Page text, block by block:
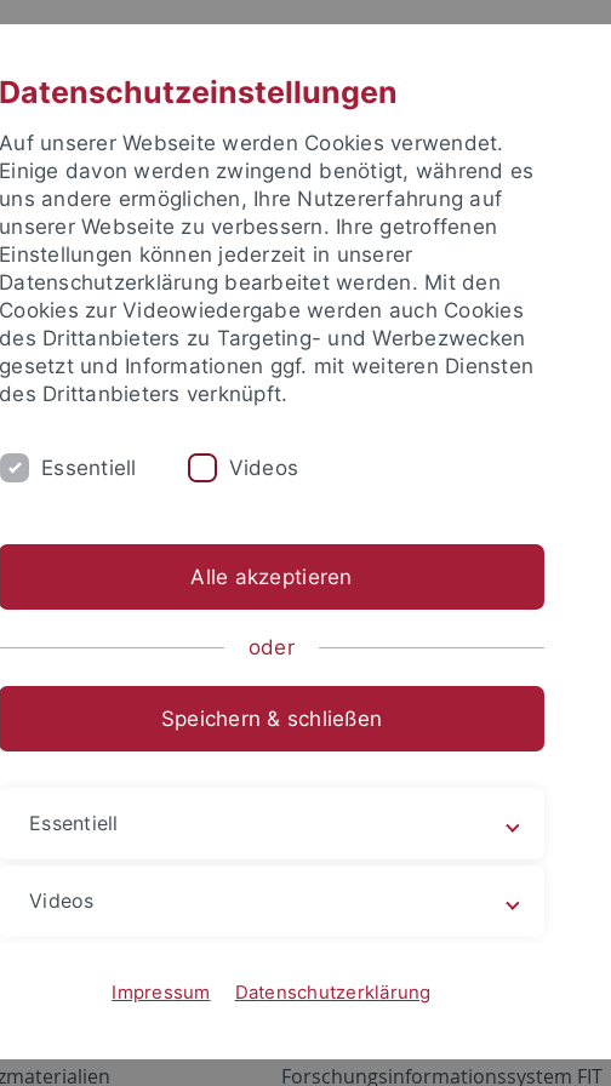
FORSCHUNG EINRICHTUNGEN
um sich anzumelden:
Netzwerk
ALMA
Forschungsinformationssystem FIT
Datenschutzeinstellungen
Auf unserer Webseite werden Cookies verwendet.
Einige davon werden zwingend benötigt, während es
uns andere ermöglichen, Ihre Nutzererfahrung auf
unserer Webseite zu verbessern. Ihre getroffenen
Einstellungen können jederzeit in unserer
Datenschutzerklärung bearbeitet werden. Mit den
Cookies zur Videowiedergabe werden auch Cookies
des Drittanbieters zu Targeting- und Werbezwecken
gesetzt und Informationen ggf. mit weiteren Diensten
des Drittanbieters verknüpft.
Essentiell Videos
Alle akzeptieren
oder
Speichern & schließen
Essentiell
Videos
Impressum Datenschutzerklärung